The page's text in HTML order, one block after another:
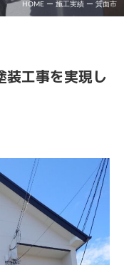
HOME ー 施工実績 ー 箕面市
装工事を実現し